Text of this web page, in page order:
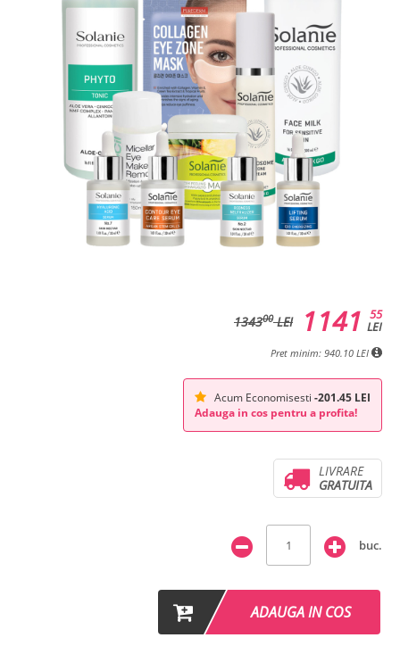
134300LEI 55
LEI
1141
Pret minim: 940.10 LEI
Acum Economisesti -201.45 LEI
Adauga in cos pentru a profita!
LIVRARE
GRATUITA
buc.
ADAUGA IN COS